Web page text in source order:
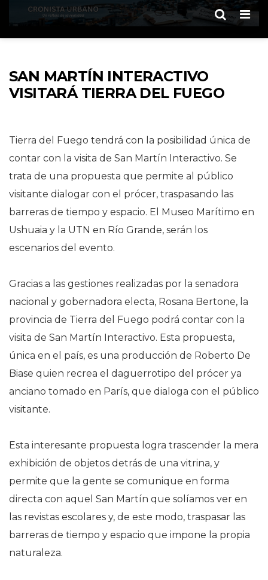
SAN MARTÍN INTERACTIVO
VISITARÁ TIERRA DEL FUEGO
Tierra del Fuego tendrá con la posibilidad única de
contar con la visita de San Martín Interactivo. Se
trata de una propuesta que permite al público
visitante dialogar con el prócer, traspasando las
barreras de tiempo y espacio. El Museo Marítimo en
Ushuaia y la UTN en Río Grande, serán los
escenarios del evento.
Gracias a las gestiones realizadas por la senadora
nacional y gobernadora electa, Rosana Bertone, la
provincia de Tierra del Fuego podrá contar con la
visita de San Martín Interactivo. Esta propuesta,
única en el país, es una producción de Roberto De
Biase quien recrea el daguerrotipo del prócer ya
anciano tomado en París, que dialoga con el público
visitante.
Esta interesante propuesta logra trascender la mera
exhibición de objetos detrás de una vitrina, y
permite que la gente se comunique en forma
directa con aquel San Martín que solíamos ver en
las revistas escolares y, de este modo, traspasar las
barreras de tiempo y espacio que impone la propia
naturaleza.